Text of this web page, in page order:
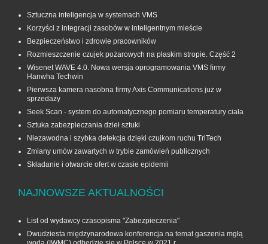
Sztuczna inteligencja w systemach VMS
Korzyści z integracji zasobów w inteligentnym mieście
Bezpieczeństwo i zdrowie pracowników
Rozmieszczenie czujek pożarowych na płaskim stropie. Część 2
Wisenet WAVE 4.0. Nowa wersja oprogramowania VMS firmy
Hanwha Techwin
Pierwsza kamera nasobna firmy Axis Communications już w
sprzedaży
Seek Scan - system do automatycznego pomiaru temperatury ciała
Sztuka zabezpieczania dzieł sztuki
Niezawodna i szybka detekcja dzięki czujkom ruchu TriTech
Zmiany umów zawartych w trybie zamówień publicznych
Składanie i otwarcie ofert w czasie epidemii
NAJNOWSZE AKTUALNOŚCI
List od wydawcy czasopisma "Zabezpieczenia"
Dwudziesta międzynarodowa konferencja na temat gaszenia mgłą